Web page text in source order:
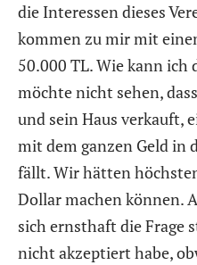
die Interessen dieses
kommen zu mir mit
50.000 TL. Wie kann
möchte nicht sehen,
und sein Haus verkauft,
mit dem ganzen Geld in
fällt. Wir hätten
Dollar machen können.
sich ernsthaft die Frage
nicht akzeptiert habe,